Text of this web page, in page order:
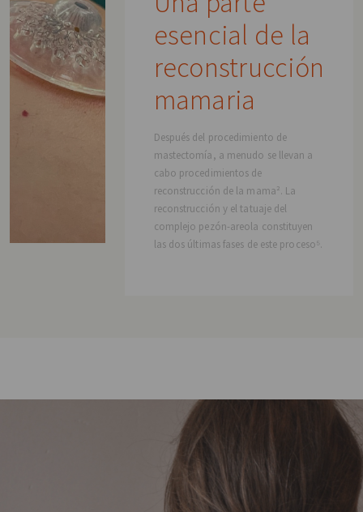
esencial de la
reconstrucción
mamaria
Después del procedimiento de
mastectomía, a menudo se llevan a
cabo procedimientos de
reconstrucción de la mama². La
reconstrucción y el tatuaje del
complejo pezón-areola constituyen
las dos últimas fases de este proceso⁵.